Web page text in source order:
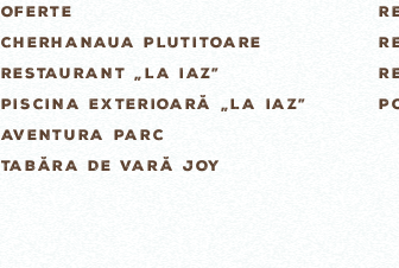
OFERTE
CHERHANAUA PLUTITOARE
RESTAURANT „LA IAZ”
PISCINA EXTERIOARĂ „LA IAZ”
AVENTURA PARC
TABĂRA DE VARĂ JOY